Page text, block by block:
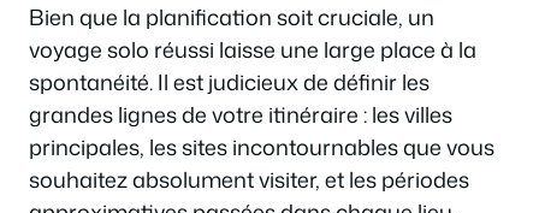
Bien que la planification soit cruciale, un
voyage solo réussi laisse une large place à la
spontanéité. Il est judicieux de définir les
grandes lignes de votre itinéraire : les villes
principales, les sites incontournables que vous
souhaitez absolument visiter, et les périodes